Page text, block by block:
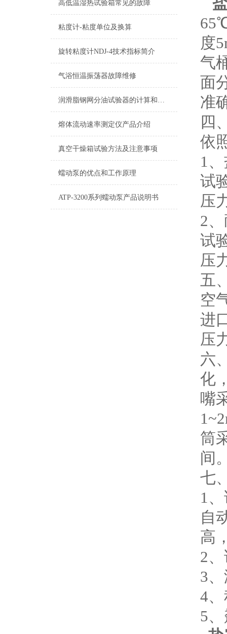
高低温湿热试验箱常见的故障
粘度计-粘度单位及换算
旋转粘度计NDJ-4技术指标简介
气浴恒温振荡器故障维修
润滑脂钢网分油试验器的计算和报告
熔体流动速率测定仪产品介绍
真空干燥箱试验方法及注意事项
蠕动泵的优点和工作原理
ATP-3200系列蠕动泵产品说明书
度
气
面
准
四
依
1
试
压
2
试
压
五
空
进
压
六
化
嘴
筒
间
七
1
自
高
2
3
4
5